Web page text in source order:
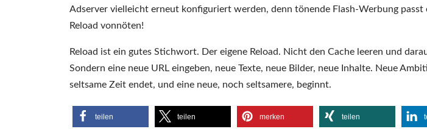
Adserver vielleicht erneut konfiguriert werden, denn tönende Flash-Werbung
Reload vonnöten!
Reload ist ein gutes Stichwort. Der eigene Reload. Nicht den Cache leeren und
Sondern eine neue URL eingeben, neue Texte, neue Bilder, neue Inhalte. Neue
seltsame Zeit endet, und eine neue, noch seltsamere, beginnt.
teilen teilen merken teilen